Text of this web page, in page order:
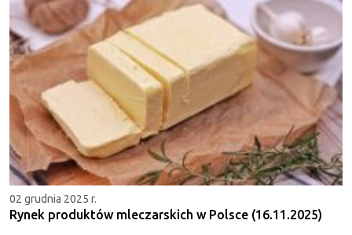
02 grudnia 2025 r.
Rynek produktów mleczarskich w Polsce (16.11.2025)